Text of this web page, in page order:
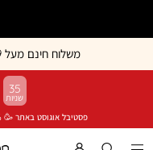
משלוח חינם מעל 249 ₪ | החזרות חינם בסניפים
פסטיבל אוגוסט באתר 🥳 50% הנחה + אקסטרה 25% על היתרה! 🎉
35